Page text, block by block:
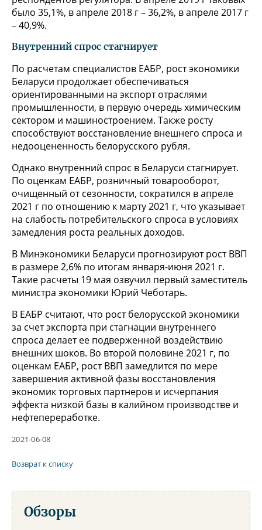
было 35,1%, в апреле 2018 г – 36,2%, в апреле 2017 г
– 40,9%.
Внутренний спрос стагнирует
По расчетам специалистов ЕАБР, рост экономики
Беларуси продолжает обеспечиваться
ориентированными на экспорт отраслями
промышленности, в первую очередь химическим
сектором и машиностроением. Также росту
способствуют восстановление внешнего спроса и
недооцененность белорусского рубля.
Однако внутренний спрос в Беларуси стагнирует.
По оценкам ЕАБР, розничный товарооборот,
очищенный от сезонности, сократился в апреле
2021 г по отношению к марту 2021 г, что указывает
на слабость потребительского спроса в условиях
замедления роста реальных доходов.
В Минэкономики Беларуси прогнозируют рост ВВП
в размере 2,6% по итогам января-июня 2021 г.
Такие расчеты 19 мая озвучил первый заместитель
министра экономики Юрий Чеботарь.
В ЕАБР считают, что рост белорусской экономики
за счет экспорта при стагнации внутреннего
спроса делает ее подверженной воздействию
внешних шоков. Во второй половине 2021 г, по
оценкам ЕАБР, рост ВВП замедлится по мере
завершения активной фазы восстановления
экономик торговых партнеров и исчерпания
эффекта низкой базы в калийном производстве и
нефтепереработке.
2021-06-08
Возврат к списку
Обзоры